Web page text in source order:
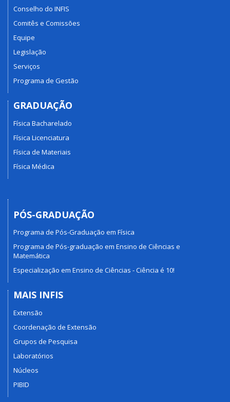
Conselho do INFIS
Comitês e Comissões
Equipe
Legislação
Serviços
Programa de Gestão
GRADUAÇÃO
Física Bacharelado
Física Licenciatura
Física de Materiais
Física Médica
PÓS-GRADUAÇÃO
Programa de Pós-Graduação em Física
Programa de Pós-graduação em Ensino de Ciências e
Matemática
Especialização em Ensino de Ciências - Ciência é 10!
MAIS INFIS
Extensão
Coordenação de Extensão
Grupos de Pesquisa
Laboratórios
Núcleos
PIBID